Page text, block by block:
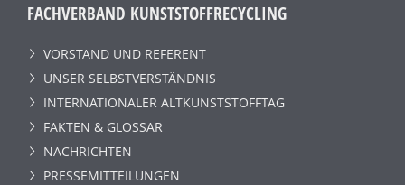
FACHVERBAND KUNSTSTOFFRECYCLING
VORSTAND UND REFERENT
UNSER SELBSTVERSTÄNDNIS
INTERNATIONALER ALTKUNSTSTOFFTAG
FAKTEN & GLOSSAR
NACHRICHTEN
PRESSEMITTEILUNGEN